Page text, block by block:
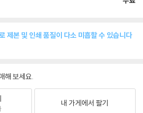
제본 및 인쇄 품질이 다소 미흡할 수 있습니다
해 보세요.
내 가게에서 팔기